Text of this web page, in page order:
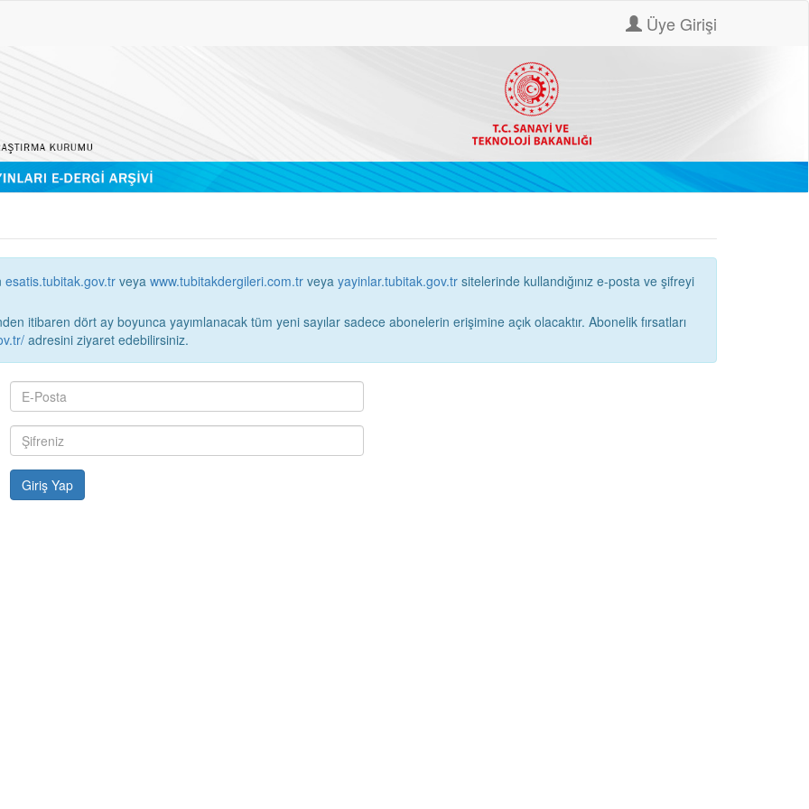
Üye Girişi
esatis.tubitak.gov.tr veya www.tubitakdergileri.com.tr veya yayinlar.tubitak.gov.tr
itibaren dört ay boyunca yayımlanacak tüm yeni sayılar sadece abonelerin erişimine açık olacaktır. Abonelik fırsatları
adresini ziyaret edebilirsiniz.